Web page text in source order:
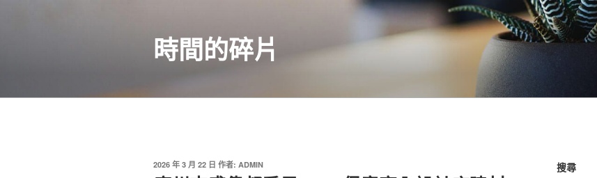
時間的碎片
發
佈
2026 年 3 月 22 日 作者: ADMIN 搜尋